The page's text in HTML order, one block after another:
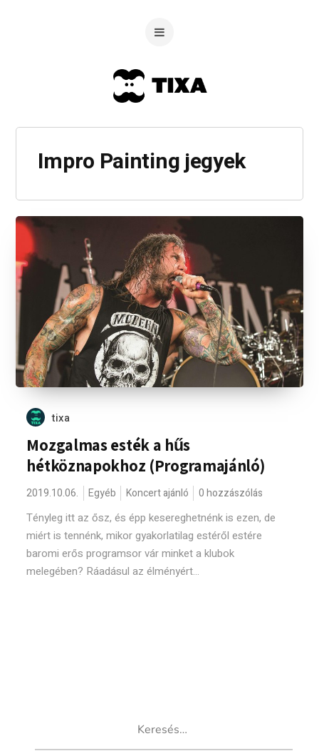
Impro Painting jegyek
tixa
Mozgalmas esték a hűs
hétköznapokhoz (Programajánló)
2019.10.06. Egyéb Koncert ajánló 0 hozzászólás
Tényleg itt az ősz, és épp kesereghetnénk is ezen, de
miért is tennénk, mikor gyakorlatilag estéről estére
baromi erős programsor vár minket a klubok
melegében? Ráadásul az élményért...